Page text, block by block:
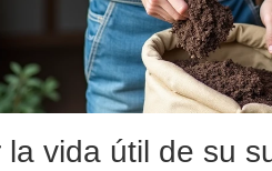
la vida útil de su